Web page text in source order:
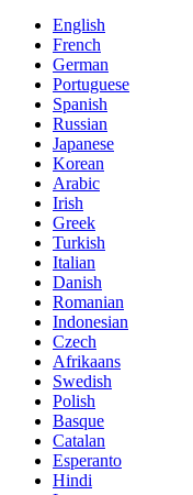
English
French
German
Portuguese
Spanish
Russian
Japanese
Korean
Arabic
Irish
Greek
Turkish
Italian
Danish
Romanian
Indonesian
Czech
Afrikaans
Swedish
Polish
Basque
Catalan
Esperanto
Hindi